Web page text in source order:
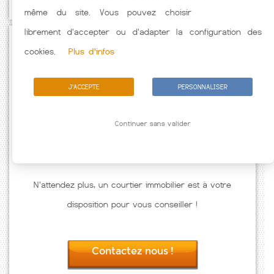
N'attendez plus, un courtier immobilier est à votre
disposition pour vous conseiller !
Contactez nous !
même du site. Vous pouvez choisir
librement d'accepter ou d'adapter la configuration des
cookies.
Plus d'infos
J'ACCEPTE PERSONNALISER
Continuer sans valider